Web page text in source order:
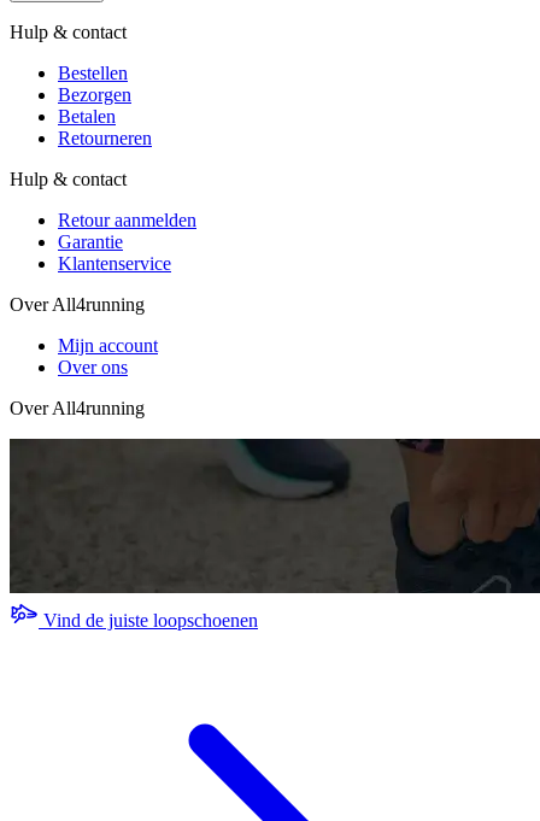
Hulp & contact
Bestellen
Bezorgen
Betalen
Retourneren
Hulp & contact
Retour aanmelden
Garantie
Klantenservice
Over All4running
Mijn account
Over ons
Over All4running
Vind de juiste loopschoenen